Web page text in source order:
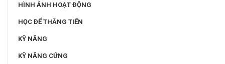
HÌNH ẢNH HOẠT ĐỘNG
HỌC ĐỂ THĂNG TIẾN
KỸ NĂNG
KỸ NĂNG CỨNG